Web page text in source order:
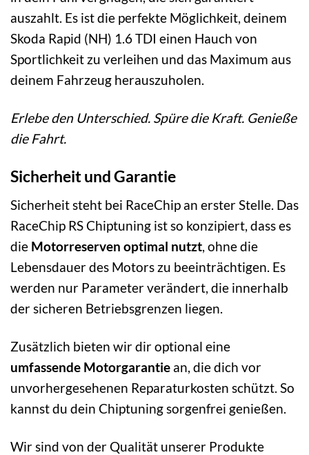
auszahlt. Es ist die perfekte Möglichkeit, deinem
Skoda Rapid (NH) 1.6 TDI einen Hauch von
Sportlichkeit zu verleihen und das Maximum aus
deinem Fahrzeug herauszuholen.
Erlebe den Unterschied. Spüre die Kraft. Genieße
die Fahrt.
Sicherheit und Garantie
Sicherheit steht bei RaceChip an erster Stelle. Das
RaceChip RS Chiptuning ist so konzipiert, dass es
die Motorreserven optimal nutzt, ohne die
Lebensdauer des Motors zu beeinträchtigen. Es
werden nur Parameter verändert, die innerhalb
der sicheren Betriebsgrenzen liegen.
Zusätzlich bieten wir dir optional eine
umfassende Motorgarantie an, die dich vor
unvorhergesehenen Reparaturkosten schützt. So
kannst du dein Chiptuning sorgenfrei genießen.
Wir sind von der Qualität unserer Produkte